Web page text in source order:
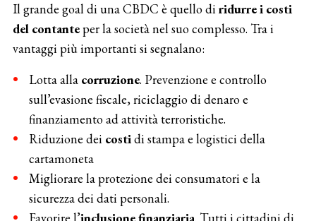
Il grande goal di una CBDC è quello diridurre i costi
del contanteper la società nel suo complesso. Tra i
vantaggi più importanti si segnalano:
Lotta alla corruzione. Prevenzione e controllo
sull’evasione fiscale, riciclaggio di denaro e
finanziamento ad attività terroristiche.
Riduzione dei costidi stampa e logistici della
cartamoneta
Migliorare la protezione dei consumatori e la
sicurezza dei dati personali.